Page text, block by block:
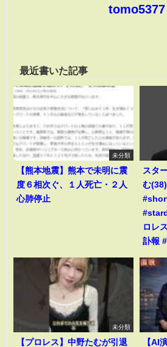
tomo5377
最近書いた記事
未分類
【熊本地震】熊本で未明に震
度６相次ぐ、１人死亡・２人
心肺停止
スタ
む
ロレ
訃報
未分類
【プロレス】中野たむが引退
【AI